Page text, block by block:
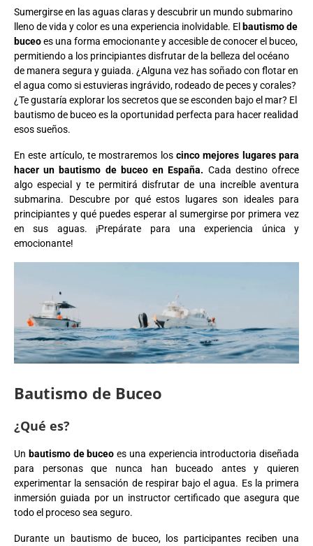
Sumergirse en las aguas claras y descubrir un mundo submarino
lleno de vida y color es una experiencia inolvidable. El bautismo de
buceoes una forma emocionante y accesible de conocer el buceo,
permitiendo a los principiantes disfrutar de la belleza del océano
de manera segura y guiada. ¿Alguna vez has soñado con flotar en
el agua como si estuvieras ingrávido, rodeado de peces y corales?
¿Te gustaría explorar los secretos que se esconden bajo el mar? El
bautismo de buceo es la oportunidad perfecta para hacer realidad
esos sueños.
En este artículo, te mostraremos los cinco mejores lugares para
hacer un bautismo de buceo en España. Cada destino ofrece
algo especial y te permitirá disfrutar de una increíble aventura
submarina. Descubre por qué estos lugares son ideales para
principiantes y qué puedes esperar al sumergirse por primera vez
en sus aguas. ¡Prepárate para una experiencia única y
emocionante!
Bautismo de Buceo
¿Qué es?
Un bautismo de buceo es una experiencia introductoria diseñada
para personas que nunca han buceado antes y quieren
experimentar la sensación de respirar bajo el agua. Es la primera
inmersión guiada por un instructor certificado que asegura que
todo el proceso sea seguro.
Durante un bautismo de buceo, los participantes reciben una